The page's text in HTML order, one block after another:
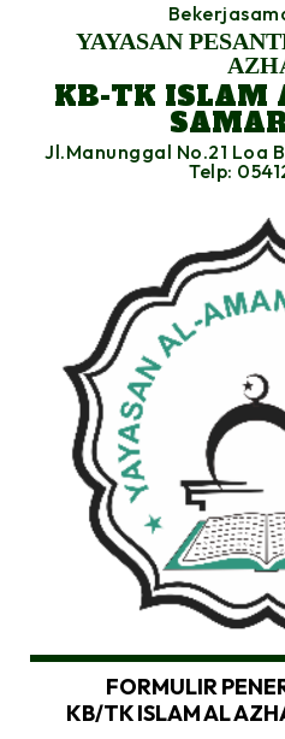
YAYASAN
KB-TK ISLAM
Jl.Manunggal No.21 Loa
Telp:
FORMULIR
KB/TK ISLAM AL